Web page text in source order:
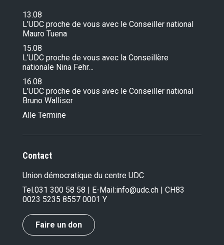
13.08
L’UDC proche de vous avec le Conseiller national
Mauro Tuena
15.08
L’UDC proche de vous avec la Conseillère
nationale Nina Fehr…
16.08
L’UDC proche de vous avec le Conseiller national
Bruno Walliser
Alle Termine
Contact
Union démocratique du centre UDC
Tel.031 300 58 58 | E-Mail:info@udc.ch | CH83
0023 5235 8557 0001 Y
Faire un don